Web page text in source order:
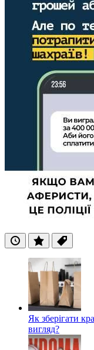
ОстанніПопулярні
Теги
Як зберігати
вигляд?